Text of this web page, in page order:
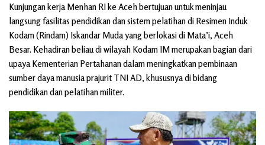
Kunjungan kerja Menhan RI ke Aceh bertujuan untuk meninjau
langsung fasilitas pendidikan dan sistem pelatihan di Resimen Induk
Kodam (Rindam) Iskandar Muda yang berlokasi di Mata’i, Aceh
Besar. Kehadiran beliau di wilayah Kodam IM merupakan bagian dari
upaya Kementerian Pertahanan dalam meningkatkan pembinaan
sumber daya manusia prajurit TNI AD, khususnya di bidang
pendidikan dan pelatihan militer.